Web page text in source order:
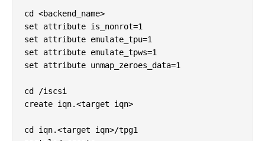
cd <backend_name>
set attribute is_nonrot=1
set attribute emulate_tpu=1
set attribute emulate_tpws=1
set attribute unmap_zeroes_data=1
cd /iscsi
create iqn.<target iqn>
cd iqn.<target iqn>/tpg1